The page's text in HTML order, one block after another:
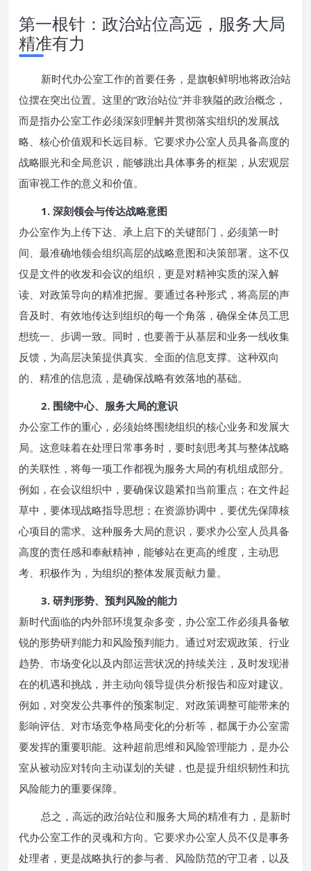
第一根针：政治站位高远，服务大局
精准有力
新时代办公室工作的首要任务，是旗帜鲜明地将政治站
位摆在突出位置。这里的“政治站位”并非狭隘的政治概念，
而是指办公室工作必须深刻理解并贯彻落实组织的发展战
略、核心价值观和长远目标。它要求办公室人员具备高度的
战略眼光和全局意识，能够跳出具体事务的框架，从宏观层
面审视工作的意义和价值。
1. 深刻领会与传达战略意图
办公室作为上传下达、承上启下的关键部门，必须第一时
间、最准确地领会组织高层的战略意图和决策部署。这不仅
仅是文件的收发和会议的组织，更是对精神实质的深入解
读、对政策导向的精准把握。要通过各种形式，将高层的声
音及时、有效地传达到组织的每一个角落，确保全体员工思
想统一、步调一致。同时，也要善于从基层和业务一线收集
反馈，为高层决策提供真实、全面的信息支撑。这种双向
的、精准的信息流，是确保战略有效落地的基础。
2. 围绕中心、服务大局的意识
办公室工作的重心，必须始终围绕组织的核心业务和发展大
局。这意味着在处理日常事务时，要时刻思考其与整体战略
的关联性，将每一项工作都视为服务大局的有机组成部分。
例如，在会议组织中，要确保议题紧扣当前重点；在文件起
草中，要体现战略指导思想；在资源协调中，要优先保障核
心项目的需求。这种服务大局的意识，要求办公室人员具备
高度的责任感和奉献精神，能够站在更高的维度，主动思
考、积极作为，为组织的整体发展贡献力量。
3. 研判形势、预判风险的能力
新时代面临的内外部环境复杂多变，办公室工作必须具备敏
锐的形势研判能力和风险预判能力。通过对宏观政策、行业
趋势、市场变化以及内部运营状况的持续关注，及时发现潜
在的机遇和挑战，并主动向领导提供分析报告和应对建议。
例如，对突发公共事件的预案制定、对政策调整可能带来的
影响评估、对市场竞争格局变化的分析等，都属于办公室需
要发挥的重要职能。这种超前思维和风险管理能力，是办公
室从被动应对转向主动谋划的关键，也是提升组织韧性和抗
风险能力的重要保障。
总之，高远的政治站位和服务大局的精准有力，是新时
代办公室工作的灵魂和方向。它要求办公室人员不仅是事务
处理者，更是战略执行的参与者、风险防范的守卫者，以及